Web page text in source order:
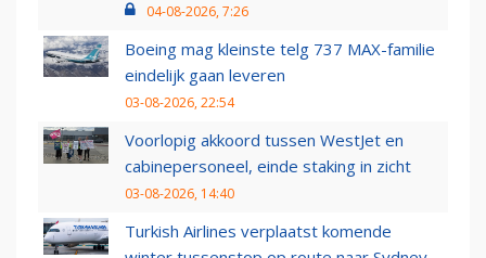
04-08-2026, 7:26
Boeing mag kleinste telg 737 MAX-familie
eindelijk gaan leveren
03-08-2026, 22:54
Voorlopig akkoord tussen WestJet en
cabinepersoneel, einde staking in zicht
03-08-2026, 14:40
Turkish Airlines verplaatst komende